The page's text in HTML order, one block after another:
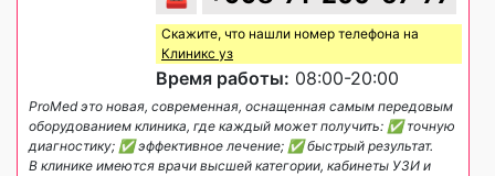
Скажите, что нашли номер телефона на
Клиникс уз
Время работы: 08:00-20:00
ProMed это новая, современная, оснащенная самым передовым
оборудованием клиника, где каждый может получить: ✅ точную
диагностику; ✅ эффективное лечение; ✅ быстрый результат. ⠀
В клинике имеются врачи высшей категории, кабинеты УЗИ и